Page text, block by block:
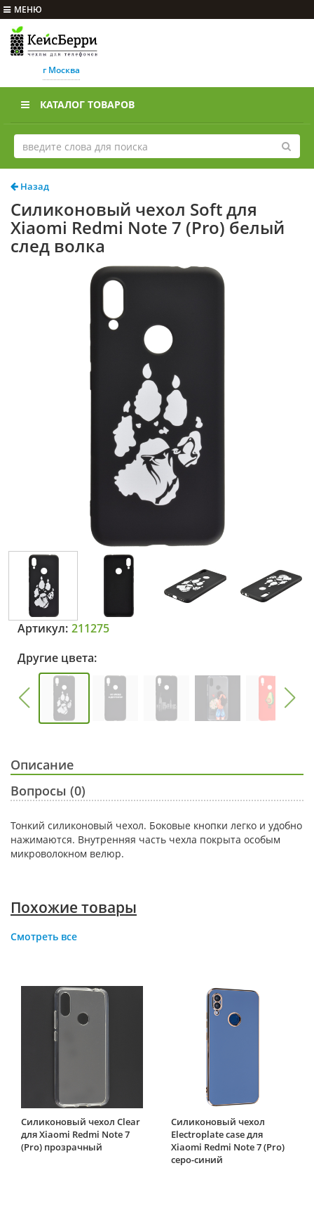
МЕНЮ
г Москва
КАТАЛОГ ТОВАРОВ
Назад
Силиконовый чехол Soft для
Xiaomi Redmi Note 7 (Pro) белый
след волка
Артикул: 211275
Другие цвета:
Описание
Вопросы (0)
Тонкий силиконовый чехол. Боковые кнопки легко и удобно
нажимаются. Внутренняя часть чехла покрыта особым
микроволокном велюр.
Похожие товары
Смотреть все
Силиконовый чехол Clear
для Xiaomi Redmi Note 7
(Pro) прозрачный
Силиконовый чехол
Electroplate case для
Xiaomi Redmi Note 7 (Pro)
серо-синий